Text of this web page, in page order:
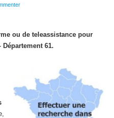
ou de teleassistance pour
Département 61.